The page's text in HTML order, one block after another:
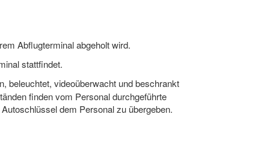
Abflugterminal abgeholt wird.
stattfindet.
beleuchtet, videoüberwacht und beschrankt
finden vom Personal durchgeführte
dem Personal zu übergeben.